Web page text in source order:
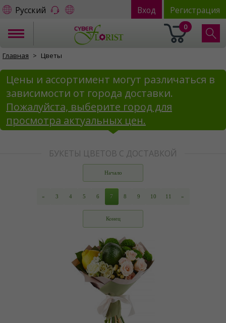
Русский Вход Регистрация
0
Главная Цветы
Цены и ассортимент могут различаться в
зависимости от города доставки.
Пожалуйста, выберите город для
просмотра актуальных цен.
БУКЕТЫ ЦВЕТОВ С ДОСТАВКОЙ
Начало
« 3 4 5 6 7 8 9 10 11 »
Конец